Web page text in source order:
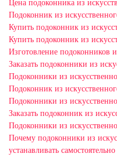
Цена подоконника из
Подоконник из
Купить подоконник из
Купить подоконник из
Изготовление подоконников
Заказать подоконники из
Подоконники из
Подоконник из
Подоконники из
Заказать подоконник из
Подоконники из
Почему подоконники из
устанавливать самостоятельно